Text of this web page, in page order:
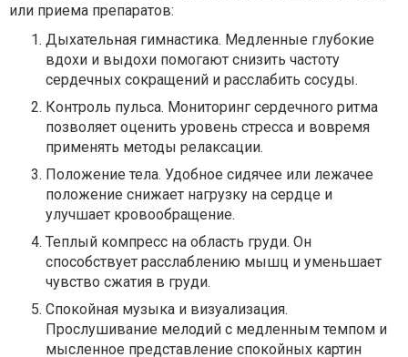
или приема препаратов:
Дыхательная гимнастика. Медленные глубокие
вдохи и выдохи помогают снизить частоту
сердечных сокращений и расслабить сосуды.
Контроль пульса. Мониторинг сердечного ритма
позволяет оценить уровень стресса и вовремя
применять методы релаксации.
Положение тела. Удобное сидячее или лежачее
положение снижает нагрузку на сердце и
улучшает кровообращение.
Теплый компресс на область груди. Он
способствует расслаблению мышц и уменьшает
чувство сжатия в груди.
Спокойная музыка и визуализация.
Прослушивание мелодий с медленным темпом и
мысленное представление спокойных картин